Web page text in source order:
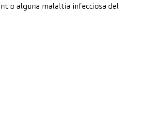
o alguna malaltia infecciosa del